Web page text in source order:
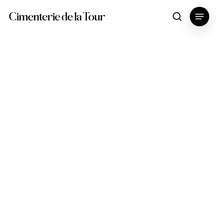
Cimenterie de la Tour search
Menu